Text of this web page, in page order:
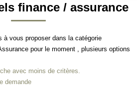
Notre Agence
Engagements
Nos Avis Clients
Plus de critères
finance / assurance
à vous proposer dans la catégorie
pour le moment , plusieurs options
avec moins de critères.
demande